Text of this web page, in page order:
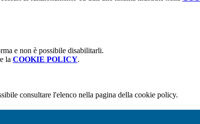
e non è possibile disabilitarli.
la COOKIE POLICY.
consultare l'elenco nella pagina della cookie policy.